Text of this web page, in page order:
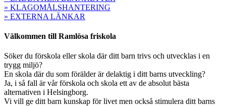
» KLAGOMÅLSHANTERING
» EXTERNA LÄNKAR
Välkommen till Ramlösa friskola
Söker du förskola eller skola där ditt barn trivs och utvecklas i en
trygg miljö?
En skola där du som förälder är delaktig i ditt barns utveckling?
Ja, i så fall är vår förskola och skola ett av de absolut bästa
alternativen i Helsingborg.
Vi vill ge ditt barn kunskap för livet men också stimulera ditt barns